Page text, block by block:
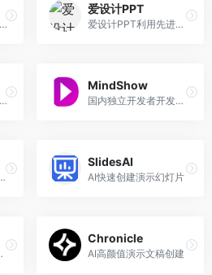
MindShow | AI生成PPT，快速演示你的想法
爱设计PPT
爱设计PPT利用先进的AI技术,自动创建并优化PPT模版。爱设计的AI能为您生成适合的,高质量且独特的PPT模版。让你的演示更加专业和吸引人,做PPT就用爱设计PPT,从此设计不求人
万兴智演是AIGC软件A股上市公司万兴科技旗下泛知识AI视频演示工具
MindShow
国内独立开发者开发的输入内容自动生成演示工具
AI插件
SlidesAI
AI快速创建演示幻灯片
Chronicle
AI高颜值演示文稿创建